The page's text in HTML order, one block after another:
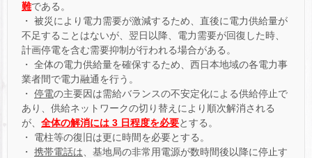
難である。
・ 被災により電力需要が激減するため、直後に電力供給量が
不足することはないが、翌日以降、電力需要が回復した時、
計画停電を含む需要抑制が行われる場合がある。
・ 全体の電力供給量を確保するため、西日本地域の各電力事
業者間で電力融通を行う。
・ 停電の主要因は需給バランスの不安定化による供給停止で
あり、供給ネットワークの切り替えにより順次解消される
が、 全体の解消には 3 日程度を必要とする。
・ 電柱等の復旧は更に時間を必要とする。
・ 携帯電話は、基地局の非常用電源が数時間後以降に停止す